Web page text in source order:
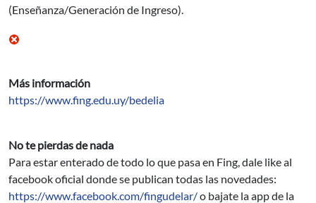
(Enseñanza/Generación de Ingreso).
Más información
https://www.fing.edu.uy/bedelia
No te pierdas de nada
Para estar enterado de todo lo que pasa en Fing, dale like al
facebook oficial donde se publican todas las novedades:
https://www.facebook.com/fingudelar/o bajate la app de la